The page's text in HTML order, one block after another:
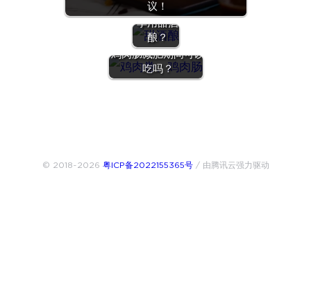
议！
期间能否
享用甜酒
酿？
鸡肉肠减肥期间可以
吃吗？
© 2018~2026 粤ICP备2022155365号/ 由腾讯云强力驱动